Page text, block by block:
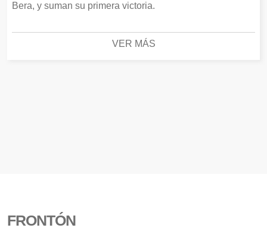
Bera, y suman su primera victoria.
VER MÁS
FRONTÓN